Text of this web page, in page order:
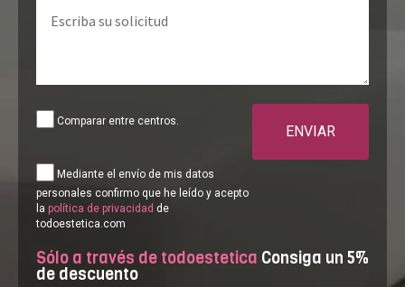
Comparar entre centros.
Mediante el envío de mis datos
personales confirmo que he leído y acepto
la política de privacidad de
todoestetica.com
ENVIAR
Sólo a través de todoestetica Consiga un 5%
de descuento